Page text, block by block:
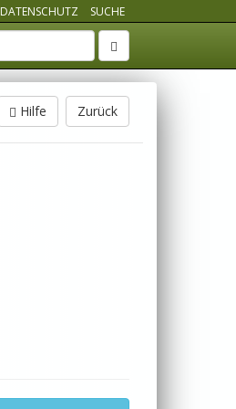
DATENSCHUTZ SUCHE
Zurück
Hilfe